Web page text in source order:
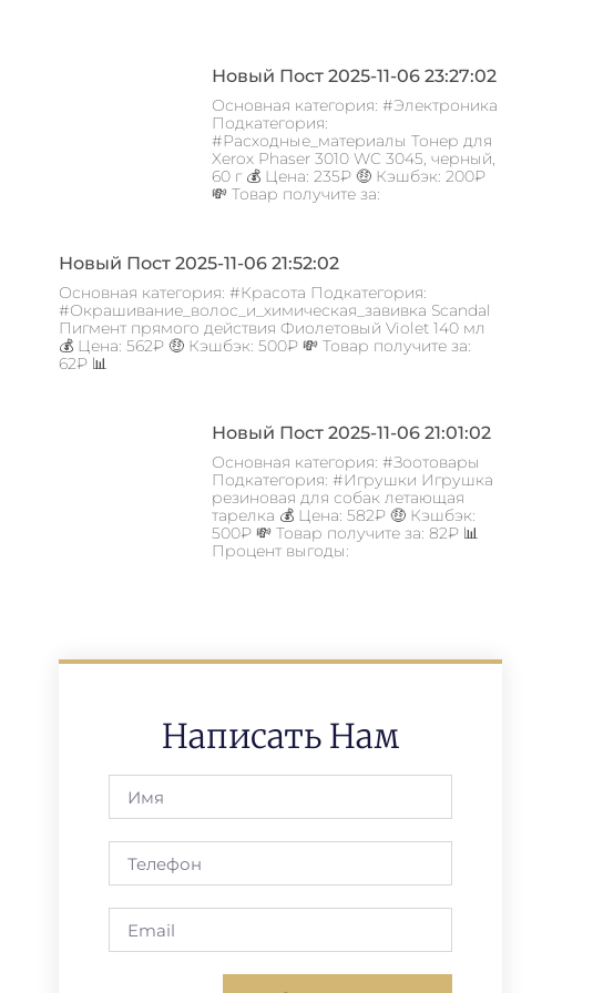
Новый Пост 2025-11-06 23:27:02
Основная категория: #Электроника
Подкатегория:
#Расходные_материалы Тонер для
Xerox Phaser 3010 WC 3045, черный,
60 г 💰 Цена: 235₽ 🤑 Кэшбэк: 200₽
💸 Товар получите за:
Новый Пост 2025-11-06 21:52:02
Основная категория: #Красота Подкатегория:
#Окрашивание_волос_и_химическая_завивка Scandal
Пигмент прямого действия Фиолетовый Violet 140 мл
💰 Цена: 562₽ 🤑 Кэшбэк: 500₽ 💸 Товар получите за:
62₽ 📊
Новый Пост 2025-11-06 21:01:02
Основная категория: #Зоотовары
Подкатегория: #Игрушки Игрушка
резиновая для собак летающая
тарелка 💰 Цена: 582₽ 🤑 Кэшбэк:
500₽ 💸 Товар получите за: 82₽ 📊
Процент выгоды:
Написать Нам